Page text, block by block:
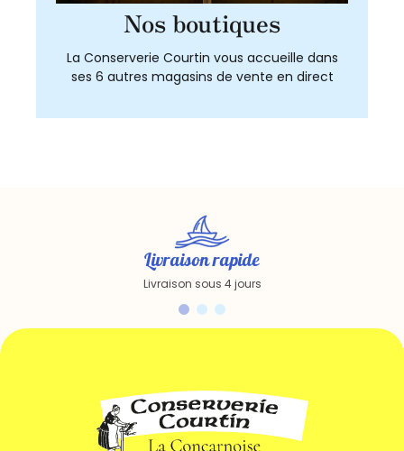
Nos boutiques
La Conserverie Courtin vous accueille dans
ses 6 autres magasins de vente en direct
Livraison rapide
Livraison sous 4 jours